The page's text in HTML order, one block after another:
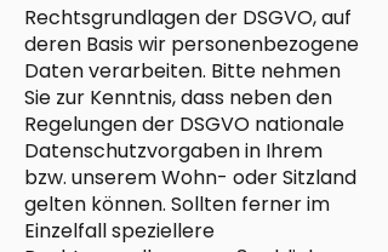
Rechtsgrundlagen der DSGVO, auf
deren Basis wir personenbezogene
Daten verarbeiten. Bitte nehmen
Sie zur Kenntnis, dass neben den
Regelungen der DSGVO nationale
Datenschutzvorgaben in Ihrem
bzw. unserem Wohn- oder Sitzland
gelten können. Sollten ferner im
Einzelfall speziellere